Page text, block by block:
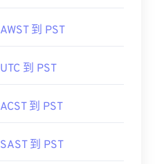
AWST 到 PST
UTC 到 PST
ACST 到 PST
SAST 到 PST